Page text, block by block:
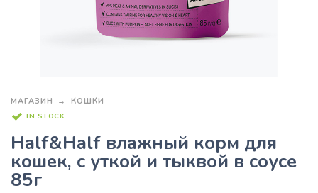
МАГАЗИН КОШКИ
IN STOCK
Half&Half влажный корм для
кошек, с уткой и тыквой в соусе
85г